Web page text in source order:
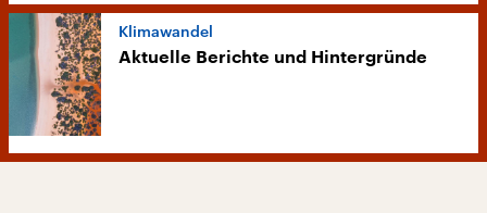
Klimawandel
Aktuelle Berichte und Hintergründe